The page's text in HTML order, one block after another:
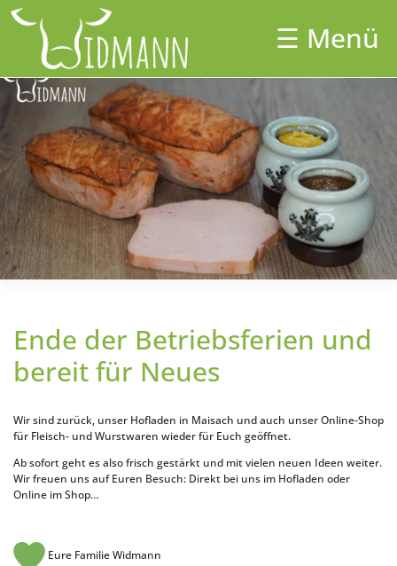
Skip
☰ Menü
×
Unser Hof
Aktuelles
Hofladen
Catering
Shop
Partner
Kontakt
Ende der Betriebsferien und
bereit für Neues
Wir sind zurück, unser Hofladen in Maisach und auch unserOnline-Shop
für Fleisch- und Wurstwaren wieder für Euch geöffnet.
Ab sofort geht es also frisch gestärkt und mit vielen neuen Ideen weiter.
Wir freuen uns auf Euren Besuch: Direkt bei uns im Hofladen oder
Online im Shop…
Eure Familie Widmann